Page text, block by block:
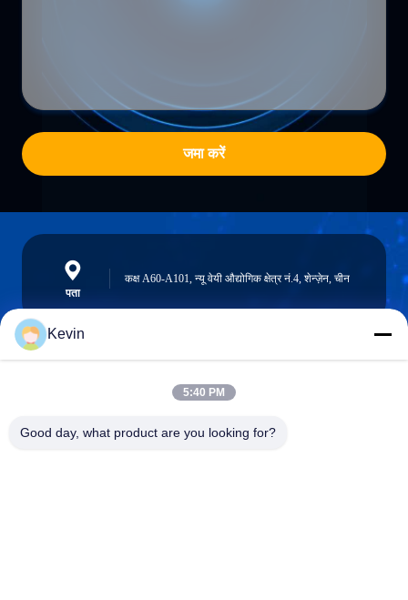
जमा करें
पता
कक्ष A60-A101, न्यू वेयी औद्योगिक क्षेत्र नं.4, शेन्ज़ेन, चीन
info@seethrulcd.com
Kevin
5:40 PM
Good day, what product are you looking for?